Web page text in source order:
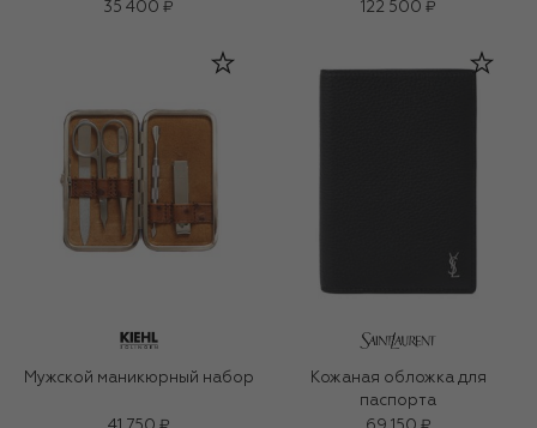
35 400 ₽
122 500 ₽
Мужской маникюрный набор
Кожаная обложка для
паспорта